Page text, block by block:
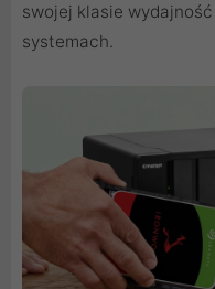
swojej klasie
systemach.